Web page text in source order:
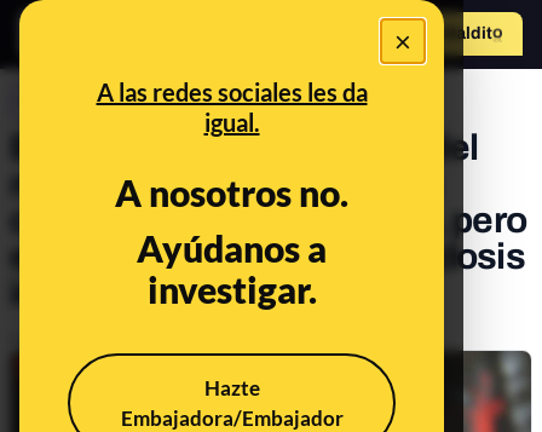
×
A las redes sociales les da
igual.
A nosotros no.
Ayúdanos a
investigar.
Hazte
Embajadora/Embajador
Hazte Maldito
CONTROL DEL PODER
España es el noveno país del
mundo con más población
completamente vacunada, pero
el 21º según el número de dosis
inyectadas por habitante